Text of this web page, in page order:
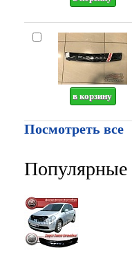
Посмотреть все
Популярные